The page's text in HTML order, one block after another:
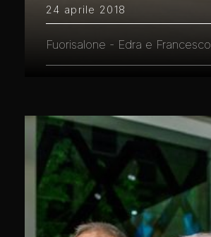
24 aprile 2018
Fuorisalone - Edra e